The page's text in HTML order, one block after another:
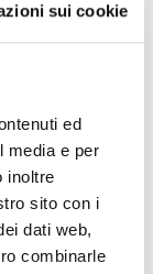
sui cookie
ed
media e per
inoltre
sito con i
dati web,
combinarle